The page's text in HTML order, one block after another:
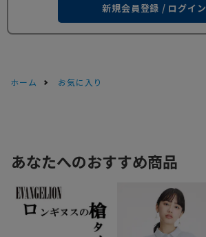
新規会員登録 / ログイン
ホーム お気に入り